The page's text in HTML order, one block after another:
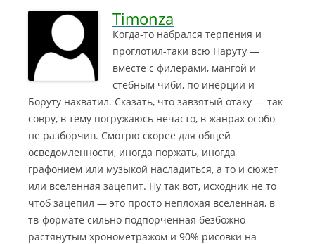
Timonza
Когда-то набрался терпения и
проглотил-таки всю Наруту —
вместе с филерами, мангой и
стебным чиби, по инерции и
Боруту нахватил. Сказать, что завзятый отаку — так
совру, в тему погружаюсь нечасто, в жанрах особо
не разборчив. Смотрю скорее для общей
осведомленности, иногда поржать, иногда
графонием или музыкой насладиться, а то и сюжет
или вселенная зацепит. Ну так вот, исходник не то
чтоб зацепил — это просто неплохая вселенная, в
тв-формате сильно подпорченная безбожно
растянутым хронометражом и 90% рисовки на